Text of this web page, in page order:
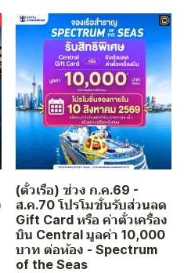
(ตั๋วเรือ) ช่วง ก.ค.69 -
ส.ค.70 โปรโมชั่นรับส่วนลด
Gift Card หรือ ค่าตั๋วเครื่อง
บิน Central มูลค่า 10,000
บาท ต่อห้อง - Spectrum
of the Seas